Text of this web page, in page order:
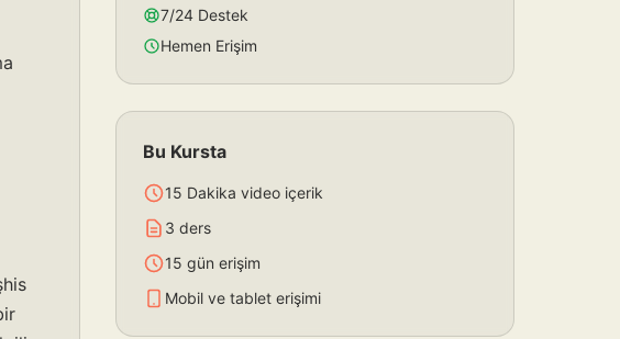
7/24 Destek
Hemen Erişim
Bu Kursta
15 Dakika video içerik
3 ders
15 gün erişim
Mobil ve tablet erişimi